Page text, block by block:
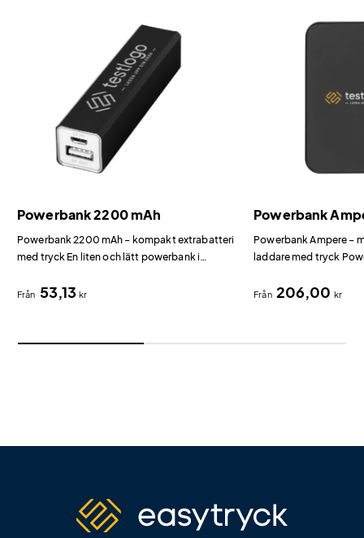
Powerbank 2200 mAh
Powerbank 2200 mAh – kompakt extrabatteri
med tryck En liten och lätt powerbank i
telefonen när det behövs som mest.
Från 53,13kr
Powerbank
Powerbank Ampere –
laddare med tryck
en magnetisk
Från 206,00 kr